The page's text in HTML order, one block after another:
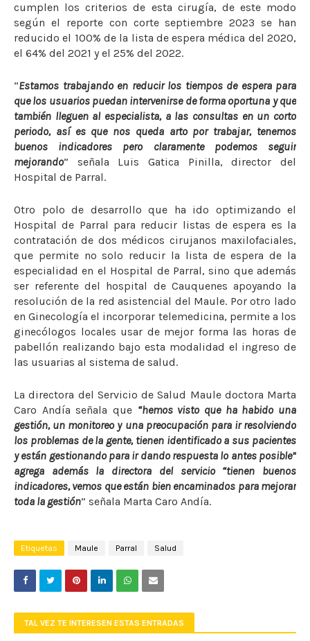
cumplen los criterios de esta cirugía, de este modo
según el reporte con corte septiembre 2023 se han
reducido el 100% de la lista de espera médica del 2020,
el 64% del 2021 y el 25% del 2022.
“Estamos trabajando en reducir los tiempos de espera para
que los usuarios puedan intervenirse de forma oportuna y que
también lleguen al especialista, a las consultas en un corto
periodo, así es que nos queda arto por trabajar, tenemos
buenos indicadores pero claramente podemos seguir
mejorando” señala Luis Gatica Pinilla, director del
Hospital de Parral.
Otro polo de desarrollo que ha ido optimizando el
Hospital de Parral para reducir listas de espera es la
contratación de dos médicos cirujanos maxilofaciales,
que permite no solo reducir la lista de espera de la
especialidad en el Hospital de Parral, sino que además
ser referente del hospital de Cauquenes apoyando la
resolución de la red asistencial del Maule. Por otro lado
en Ginecología el incorporar telemedicina, permite a los
ginecólogos locales usar de mejor forma las horas de
pabellón realizando bajo esta modalidad el ingreso de
las usuarias al sistema de salud.
La directora del Servicio de Salud Maule doctora Marta
Caro Andía señala que “hemos visto que ha habido una
gestión, un monitoreo y una preocupación para ir resolviendo
los problemas de la gente, tienen identificado a sus pacientes
y están gestionando para ir dando respuesta lo antes posible”
agrega además la directora del servicio “tienen buenos
indicadores, vemos que están bien encaminados para mejorar
toda la gestión” señala Marta Caro Andía.
Etiquetas Maule Parral Salud
TAL VEZ TE INTERESEN ESTAS ENTRADAS